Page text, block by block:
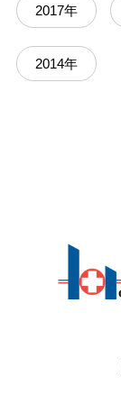
2017年
2014年